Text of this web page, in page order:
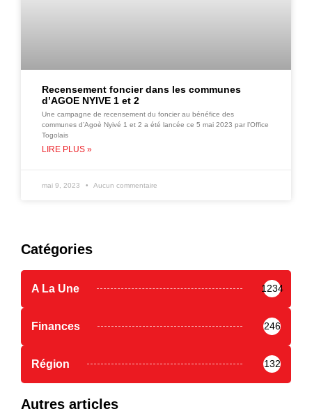
Recensement foncier dans les communes
d’AGOE NYIVE 1 et 2
Une campagne de recensement du foncier au bénéfice des
communes d’Agoè Nyivé 1 et 2 a été lancée ce 5 mai 2023 par l’Office
Togolais
LIRE PLUS »
mai 9, 2023 Aucun commentaire
Catégories
A La Une 1234
Finances 246
Région 132
Autres articles